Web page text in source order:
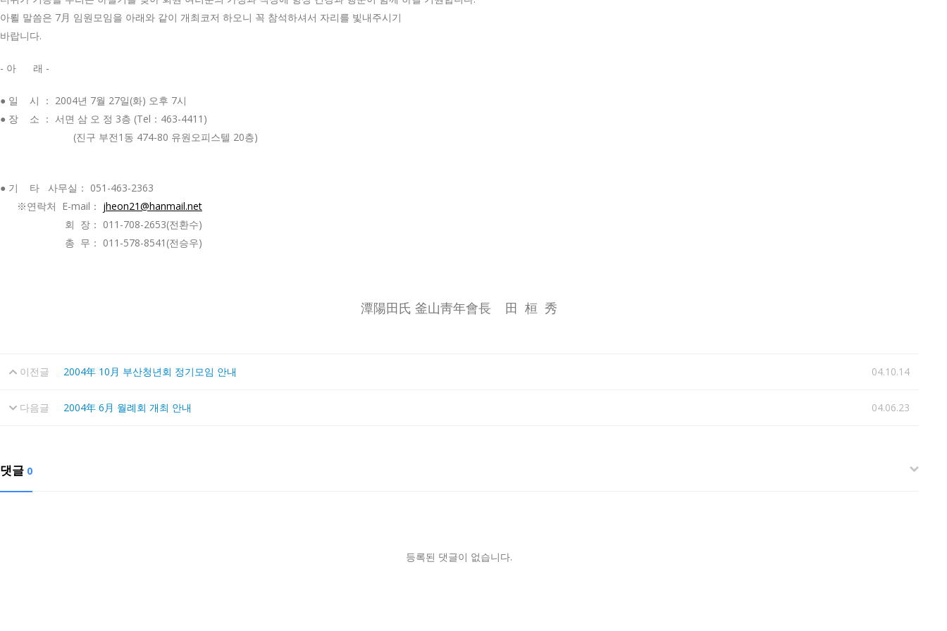
아뢸 말씀은 7月 임원모임을 아래와 같이 개최코저 하오니 꼭 참석하셔서 자리를 빛내주시기
바랍니다.
- 아 래 -
● 일 시 ： 2004년 7월 27일(화) 오후 7시
● 장 소 ： 서면 삼 오 정 3층 (Tel：463-4411)
(진구 부전1동 474-80 유원오피스텔 20층)
● 기 타 사무실： 051-463-2363
※연락처 E-mail： jheon21@hanmail.net
회 장： 011-708-2653(전환수)
총 무： 011-578-8541(전승우)
潭陽田氏 釜山靑年會長 田 桓 秀
이전글 2004年 10月 부산청년회 정기모임 안내 04.10.14
다음글 2004年 6月 월례회 개최 안내 04.06.23
댓글 0
등록된 댓글이 없습니다.